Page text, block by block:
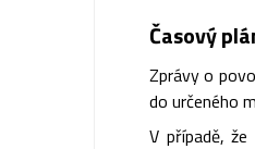
Časový
Zprávy o
do určeného
V případě,